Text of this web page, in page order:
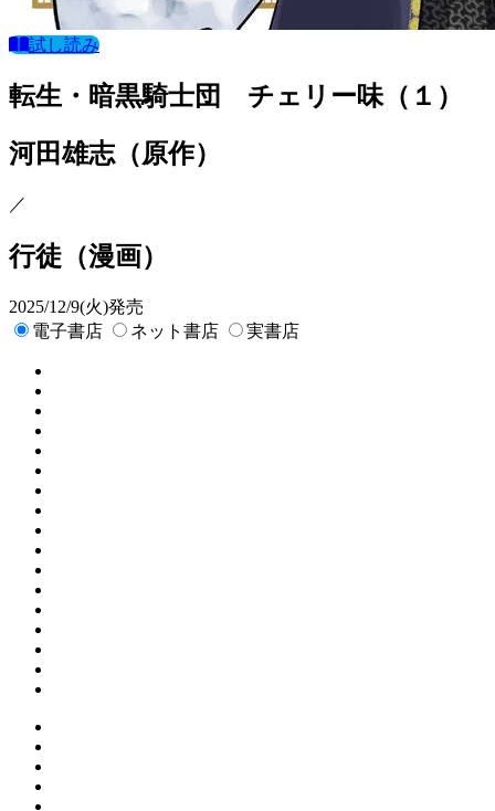
試し読み
転生・暗黒騎士団 チェリー味（１）
河田雄志（原作）
／
行徒 （漫画）
2025/12/9(火)発売
電子書店
ネット書店 実書店